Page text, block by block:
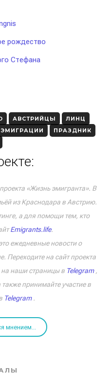
рождество
Стефана
АВСТРИЙЦЫ
ЛИНЦ
ПРАЗДНИК
«Жизнь эмигранта». В
из Краснодара в Австрию.
а для помощи тем, кто
Emigrants.life.
ежедневные новости о
Переходите на сайт проекта
наши страницы в Telegram,
принимайте участие в
Telegram.
мнением...